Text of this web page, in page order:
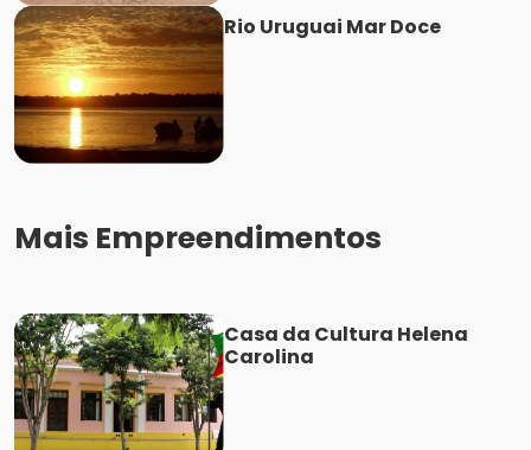
Rio Uruguai Mar Doce
Mais Empreendimentos
Casa da Cultura Helena
Carolina